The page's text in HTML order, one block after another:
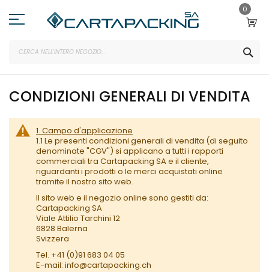
al
contenuto
0
CONDIZIONI GENERALI DI VENDITA
1. Campo d'applicazione
1.1 Le presenti condizioni generali di vendita (di seguito
denominate "CGV") si applicano a tutti i rapporti
commerciali tra Cartapacking SA e il cliente,
riguardanti i prodotti o le merci acquistati online
tramite il nostro sito web.
Il sito web e il negozio online sono gestiti da:
Cartapacking SA
Viale Attilio Tarchini 12
6828 Balerna
Svizzera
Tel. +41 (0)91 683 04 05
E-mail: info@cartapacking.ch